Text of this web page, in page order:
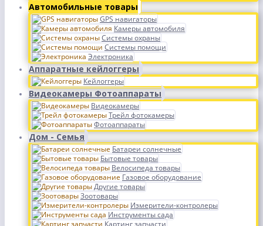
Автомобильные товары
GPS навигаторы
Камеры автомобиля
Системы охраны
Системы помощи
Электроника
Аппаратные кейлоггеры
Кейлоггеры
Видеокамеры Фотоаппараты
Видеокамеры
Трейл фотокамеры
Фотоаппараты
Дом - Семья
Батареи солнечные
Бытовые товары
Велосипеда товары
Газовое оборудование
Другие товары
Зоотовары
Измерители-контролеры
Инструменты сада
Картинг запчасти